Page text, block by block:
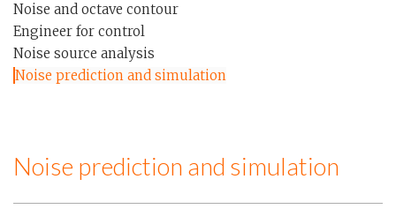
Noise and octave contour
Engineer for control
Noise source analysis
Noise prediction and simulation
Noise prediction and simulation